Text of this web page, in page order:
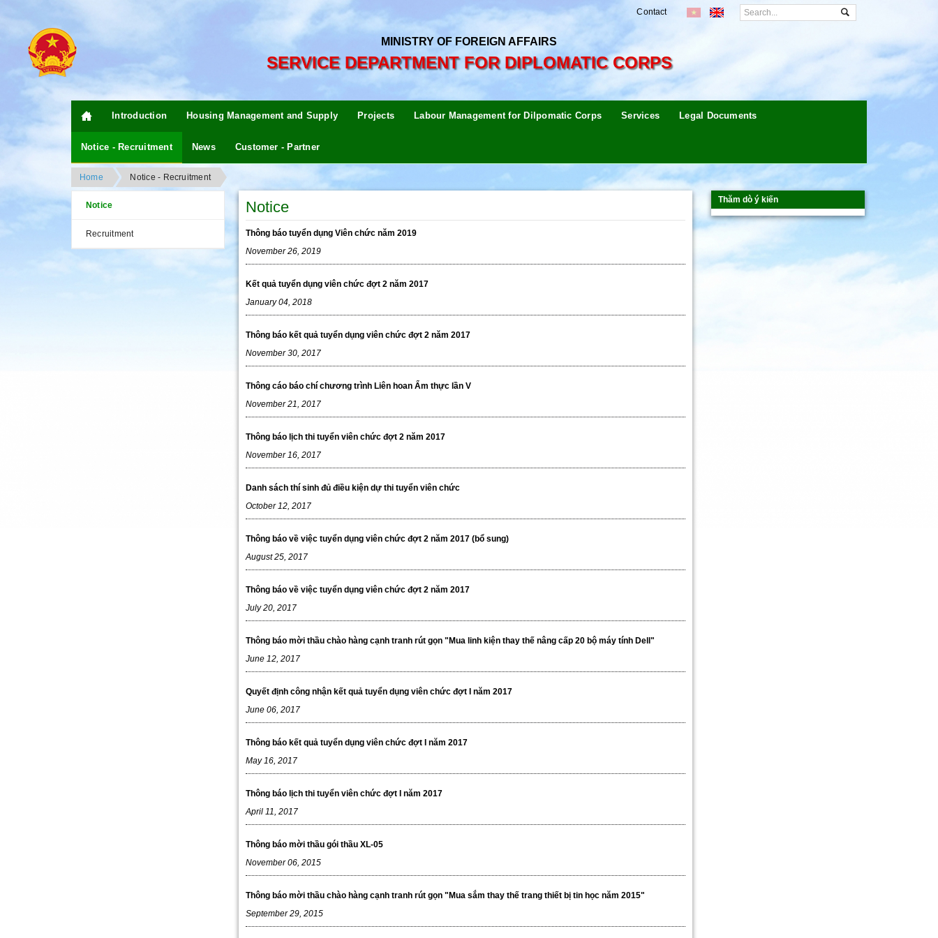
Contact
MINISTRY OF FOREIGN AFFAIRS
SERVICE DEPARTMENT FOR DIPLOMATIC CORPS
Introduction Housing Management and Supply Projects Labour Management for Dilpomatic Corps Services Legal Documents
Notice - Recruitment News Customer - Partner
Home Notice - Recruitment
Notice
Recruitment
Notice
Thông báo tuyển dụng Viên chức năm 2019
November 26, 2019
Kết quả tuyển dụng viên chức đợt 2 năm 2017
January 04, 2018
Thông báo kết quả tuyển dụng viên chức đợt 2 năm 2017
November 30, 2017
Thông cáo báo chí chương trình Liên hoan Ẩm thực lần V
November 21, 2017
Thông báo lịch thi tuyển viên chức đợt 2 năm 2017
November 16, 2017
Danh sách thí sinh đủ điều kiện dự thi tuyển viên chức
October 12, 2017
Thông báo về việc tuyển dụng viên chức đợt 2 năm 2017 (bổ sung)
August 25, 2017
Thông báo về việc tuyển dụng viên chức đợt 2 năm 2017
July 20, 2017
Thông báo mời thầu chào hàng cạnh tranh rút gọn "Mua linh kiện thay thế nâng cấp 20 bộ máy tính Dell"
June 12, 2017
Quyết định công nhận kết quả tuyển dụng viên chức đợt I năm 2017
June 06, 2017
Thông báo kết quả tuyển dụng viên chức đợt I năm 2017
May 16, 2017
Thông báo lịch thi tuyển viên chức đợt I năm 2017
April 11, 2017
Thông báo mời thầu gói thầu XL-05
November 06, 2015
Thông báo mời thầu chào hàng cạnh tranh rút gọn "Mua sắm thay thế trang thiết bị tin học năm 2015"
September 29, 2015
Thăm dò ý kiến